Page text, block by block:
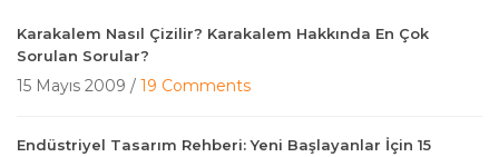
Karakalem Nasıl Çizilir? Karakalem Hakkında En Çok
Sorulan Sorular?
15 Mayıs 2009 / 19 Comments
Endüstriyel Tasarım Rehberi: Yeni Başlayanlar İçin 15